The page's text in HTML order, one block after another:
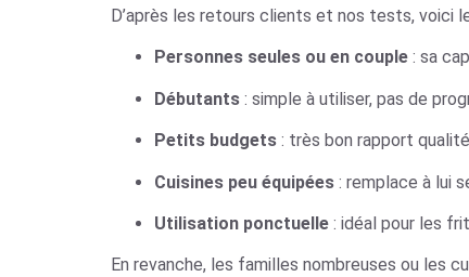
D’après les retours clients et nos tests, voici
Personnes seules ou en couple : sa
Débutants : simple à utiliser, pas de
Petits budgets : très bon rapport
Cuisines peu équipées : remplace à lui
Utilisation ponctuelle : idéal pour les
En revanche, les familles nombreuses ou les